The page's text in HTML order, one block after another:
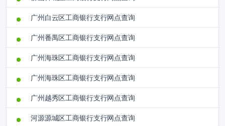
广州白云区工商银行支行网点查询
广州番禺区工商银行支行网点查询
广州海珠区工商银行支行网点查询
广州海珠区工商银行支行网点查询
广州越秀区工商银行支行网点查询
河源源城区工商银行支行网点查询